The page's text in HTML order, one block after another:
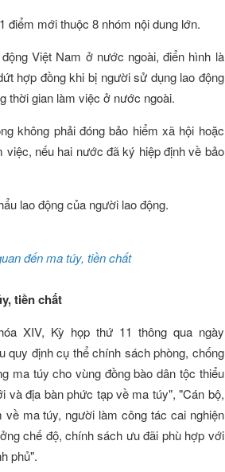
điểm mới thuộc 8 nhóm nội dung lớn.
Việt Nam ở nước ngoài, điển hình là
hợp đồng khi bị người sử dụng lao động
thời gian làm việc ở nước ngoài.
không phải đóng bảo hiểm xã hội hoặc
nếu hai nước đã ký hiệp định về bảo
lao động của người lao động.
đến ma túy, tiền chất
tiền chất
XIV, Kỳ họp thứ 11 thông qua ngày
quy định cụ thể chính sách phòng, chống
ma túy cho vùng đồng bào dân tộc thiểu
và địa bàn phức tạp về ma túy", "Cán bộ,
ma túy, người làm công tác cai nghiện
chế độ, chính sách ưu đãi phù hợp với
phủ".